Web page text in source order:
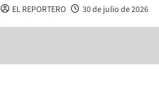
EL REPORTERO 30 de julio de 2026